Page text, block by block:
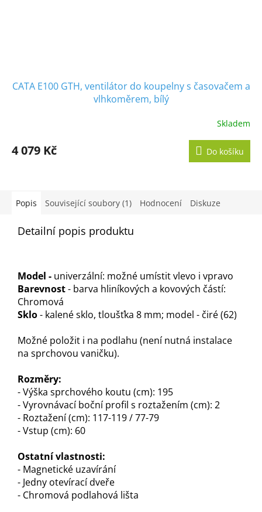
CATA E100 GTH, ventilátor do koupelny s časovačem a
vlhkoměrem, bílý
produktu
je
hvězdiček.
Skladem
4 079 Kč Do košíku
Popis Související soubory (1) Hodnocení Diskuze
Detailní popis produktu
Model - univerzální: možné umístit vlevo i vpravo
Barevnost- barva hliníkových a kovových částí:
Chromová
Sklo- kalené sklo, tloušťka 8 mm; model - čiré (62)
Možné položit i na podlahu (není nutná instalace
na sprchovou vaničku).
Rozměry:
- Výška sprchového koutu (cm): 195
- Vyrovnávací boční profil s roztažením (cm): 2
- Roztažení (cm): 117-119 / 77-79
- Vstup (cm): 60
Ostatní vlastnosti:
- Magnetické uzavírání
- Jedny otevírací dveře
- Chromová podlahová lišta